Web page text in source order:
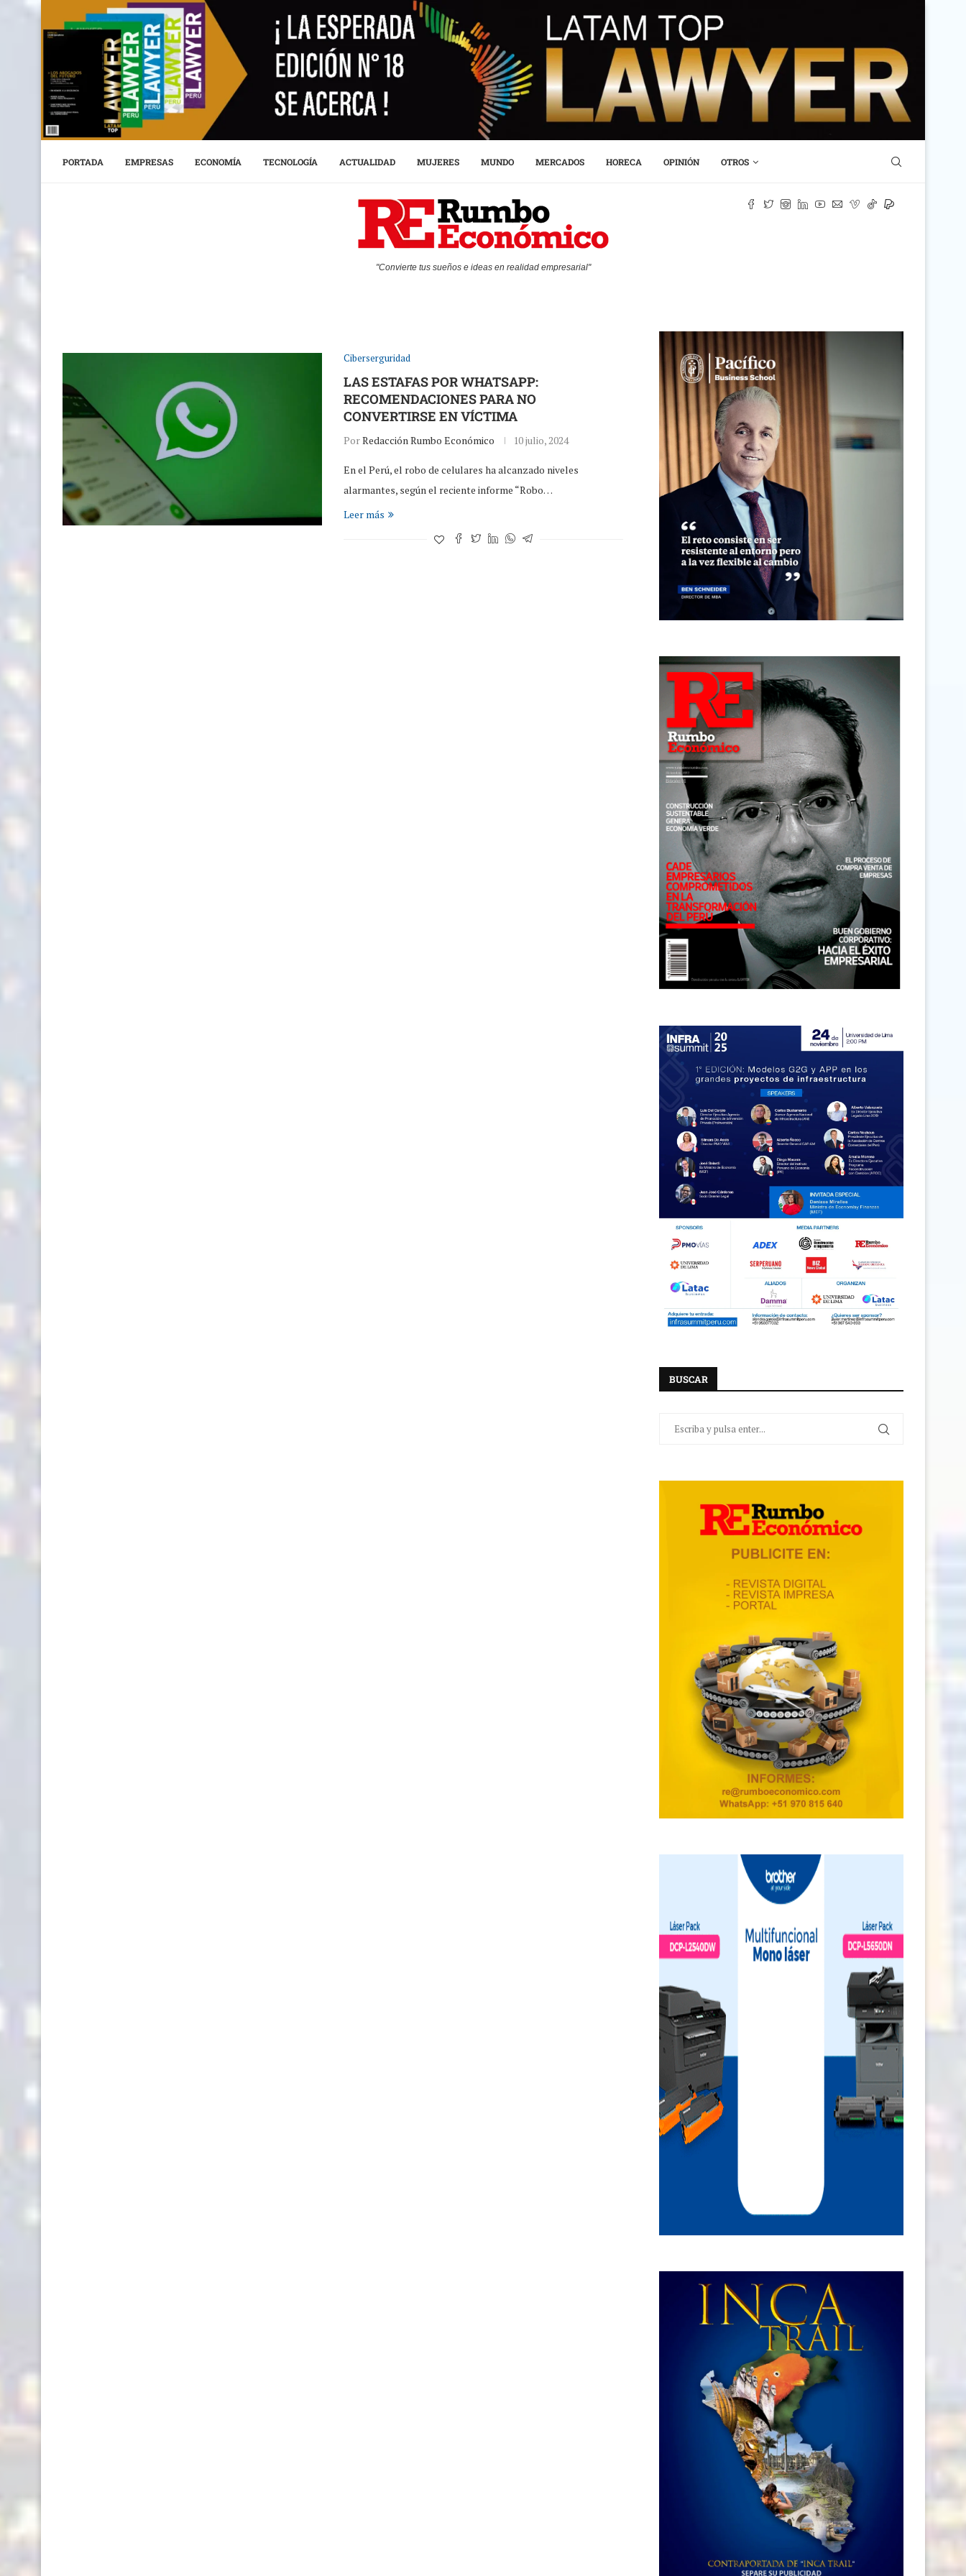
PORTADA EMPRESAS ECONOMÍA TECNOLOGÍA ACTUALIDAD MUJERES MUNDO MERCADOS HORECA OPINIÓN OTROS
"Convierte tus sueños e ideas en realidad empresarial"
Ciberserguridad
LAS ESTAFAS POR WHATSAPP:
RECOMENDACIONES PARA NO
CONVERTIRSE EN VÍCTIMA
PorRedacción Rumbo Económico 10 julio, 2024
En el Perú, el robo de celulares ha alcanzado niveles
alarmantes, según el reciente informe “Robo…
Leer más
BUSCAR